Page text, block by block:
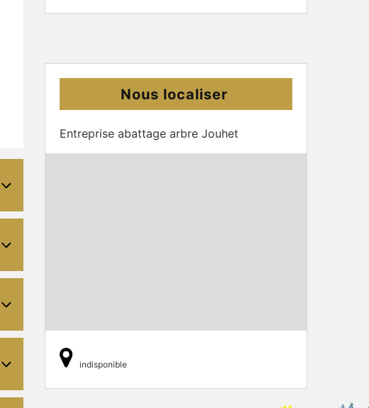
Nous localiser
Entreprise abattage arbre Jouhet
indisponible